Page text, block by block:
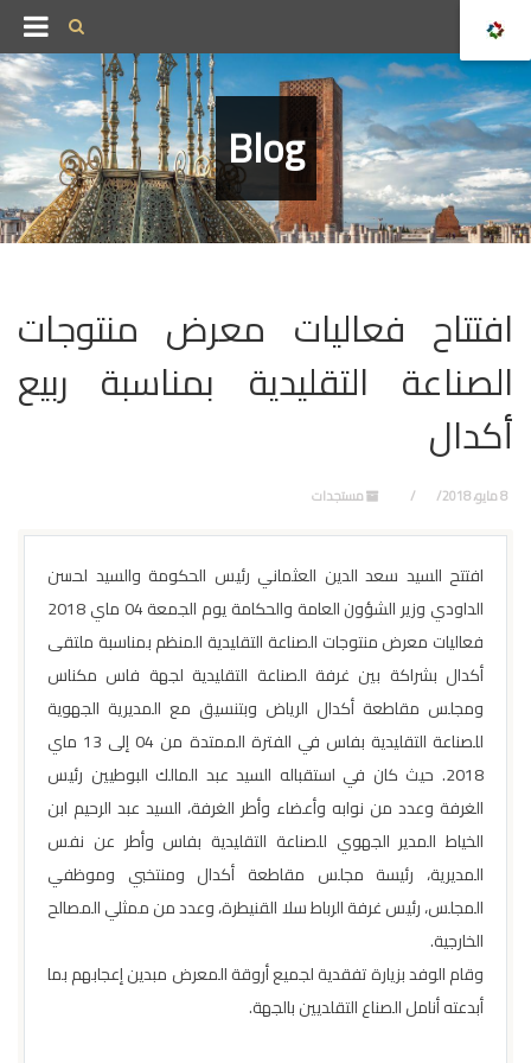
Blog
افتتاح فعاليات معرض منتوجات
الصناعة التقليدية بمناسبة ربيع
أكدال
8 مايو، 2018 مستجدات
افتتح السيد سعد الدين العثماني رئيس الحكومة والسيد لحسن
الداودي وزير الشؤون العامة والحكامة يوم الجمعة 04 ماي 2018
فعاليات معرض منتوجات الصناعة التقليدية المنظم بمناسبة ملتقى
أكدال بشراكة بين غرفة الصناعة التقليدية لجهة فاس مكناس
ومجلس مقاطعة أكدال الرياض وبتنسيق مع المديرية الجهوية
للصناعة التقليدية بفاس في الفترة الممتدة من 04 إلى 13 ماي
2018. حيث كان في استقباله السيد عبد المالك البوطيين رئيس
الغرفة وعدد من نوابه وأعضاء وأطر الغرفة، السيد عبد الرحيم ابن
الخياط المدير الجهوي للصناعة التقليدية بفاس وأطر عن نفس
المديرية، رئيسة مجلس مقاطعة أكدال ومنتخبي وموظفي
المجلس، رئيس غرفة الرباط سلا القنيطرة، وعدد من ممثلي المصالح
الخارجية.
وقام الوفد بزيارة تفقدية لجميع أروقة المعرض مبدين إعجابهم بما
أبدعته أنامل الصناع التقلديين بالجهة.